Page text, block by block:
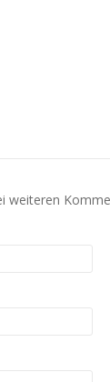
weiteren